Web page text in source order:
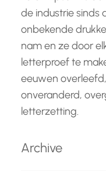
de industrie sinds
onbekende
nam en ze door
letterproef te
eeuwen
onveranderd,
letterzetting.
Archive